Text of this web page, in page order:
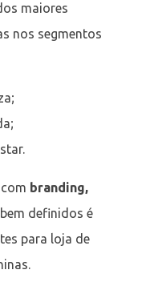
maiores
nos segmentos
branding,
bem definidos é
para loja de